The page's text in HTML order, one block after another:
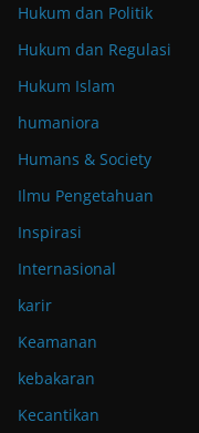
Hukum dan Politik
Hukum dan Regulasi
Hukum Islam
humaniora
Humans & Society
Ilmu Pengetahuan
Inspirasi
Internasional
karir
Keamanan
kebakaran
Kecantikan